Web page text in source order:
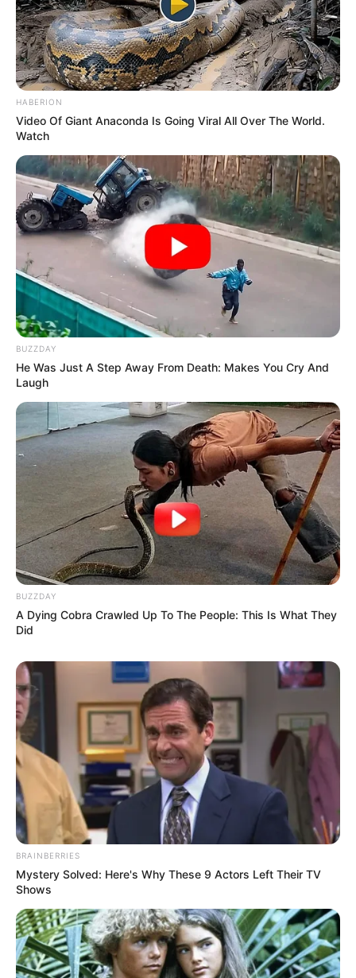
HABERION
Video Of Giant Anaconda Is Going Viral All Over The World.
Watch
BUZZDAY
He Was Just A Step Away From Death: Makes You Cry And
Laugh
BUZZDAY
A Dying Cobra Crawled Up To The People: This Is What They
Did
BRAINBERRIES
Mystery Solved: Here's Why These 9 Actors Left Their TV
Shows